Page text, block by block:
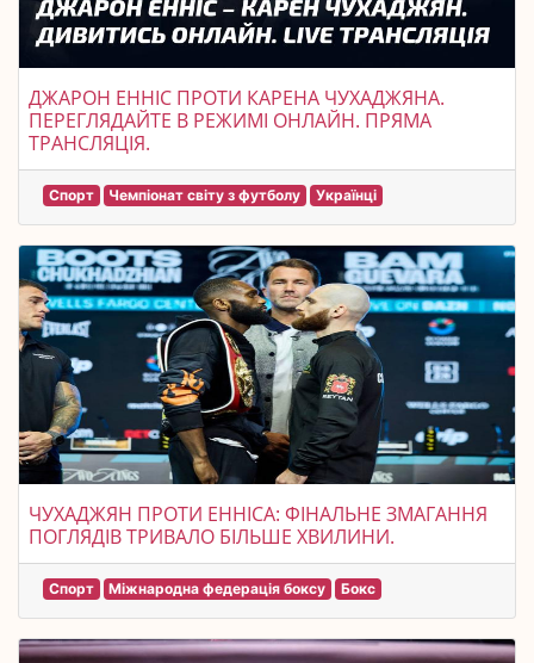
ДЖАРОН ЕННІС ПРОТИ КАРЕНА ЧУХАДЖЯНА.
ПЕРЕГЛЯДАЙТЕ В РЕЖИМІ ОНЛАЙН. ПРЯМА
ТРАНСЛЯЦІЯ.
Спорт Чемпіонат світу з футболу Українці
ЧУХАДЖЯН ПРОТИ ЕННІСА: ФІНАЛЬНЕ ЗМАГАННЯ
ПОГЛЯДІВ ТРИВАЛО БІЛЬШЕ ХВИЛИНИ.
Спорт Міжнародна федерація боксу Бокс